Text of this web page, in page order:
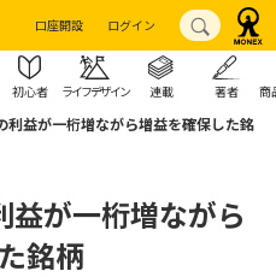
口座開設 ログイン
初心者 ライフデザイン 連載 著者 商
利益が一桁増ながら増益を確保した銘
益が一桁増ながら
銘柄